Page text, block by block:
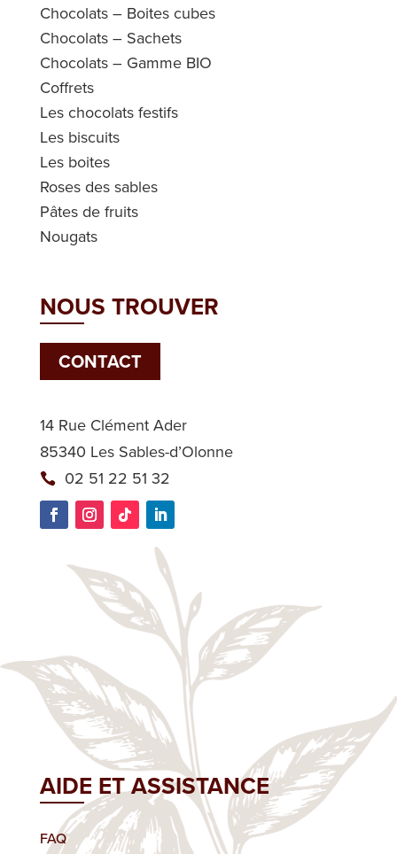
Chocolats – Boites cubes
Chocolats – Sachets
Chocolats – Gamme BIO
Coffrets
Les chocolats festifs
Les biscuits
Les boites
Roses des sables
Pâtes de fruits
Nougats
NOUS TROUVER
CONTACT
14 Rue Clément Ader
85340 Les Sables-d’Olonne
02 51 22 51 32
AIDE ET ASSISTANCE
FAQ